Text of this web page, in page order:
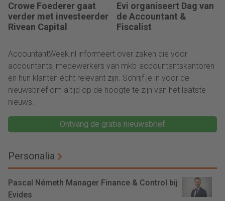
Crowe Foederer gaat
verder met investeerder
Rivean Capital
Evi organiseert Dag van
de Accountant &
Fiscalist
AccountantWeek.nl informeert over zaken die voor
accountants, medewerkers van mkb-accountantskantoren
en hun klanten écht relevant zijn. Schrijf je in voor de
nieuwsbrief om altijd op de hoogte te zijn van het laatste
nieuws.
Ontvang de gratis nieuwsbrief
Personalia
Pascal Németh Manager Finance & Control bij
Evides